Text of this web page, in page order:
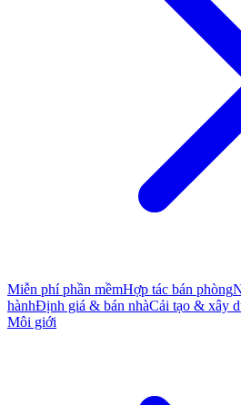
Miễn phí phần mềmHợp tác bán phòng
hànhĐịnh giá & bán nhàCải tạo & xây
Môi giới